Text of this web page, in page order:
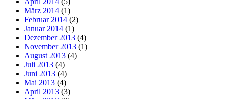
März 2014 (1)
Februar 2014 (2)
Januar 2014 (1)
Dezember 2013 (4)
November 2013 (1)
August 2013 (4)
Juli 2013 (4)
Juni 2013 (4)
Mai 2013 (4)
April 2013 (3)